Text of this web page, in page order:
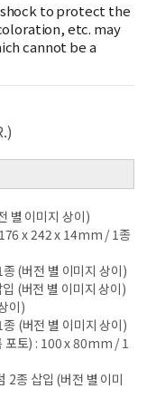
to protect the
etc. may
cannot be a
별 이미지 상이)
x 242 x 14mm / 1종
(버전 별 이미지 상이)
(버전 별 이미지 상이)
이)
(버전 별 이미지 상이)
포토) : 100 x 80mm / 1
종 삽입 (버전 별 이미